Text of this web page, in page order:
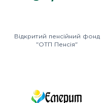
Відкритий пенсійний фонд
"ОТП Пенсія"